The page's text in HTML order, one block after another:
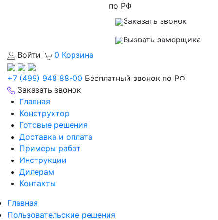
по РФ
Заказать звонок
Вызвать замерщика
Войти
0 Корзина
+7 (499) 948 88-00 Бесплатный звонок по РФ
Заказать звонок
Главная
Конструктор
Готовые решения
Доставка и оплата
Примеры работ
Инструкции
Дилерам
Контакты
Главная
Пользовательские решения